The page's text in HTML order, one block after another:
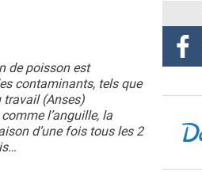
de poisson est
contaminants, tels que
travail (Anses)
l’anguille, la
d’une fois tous les 2